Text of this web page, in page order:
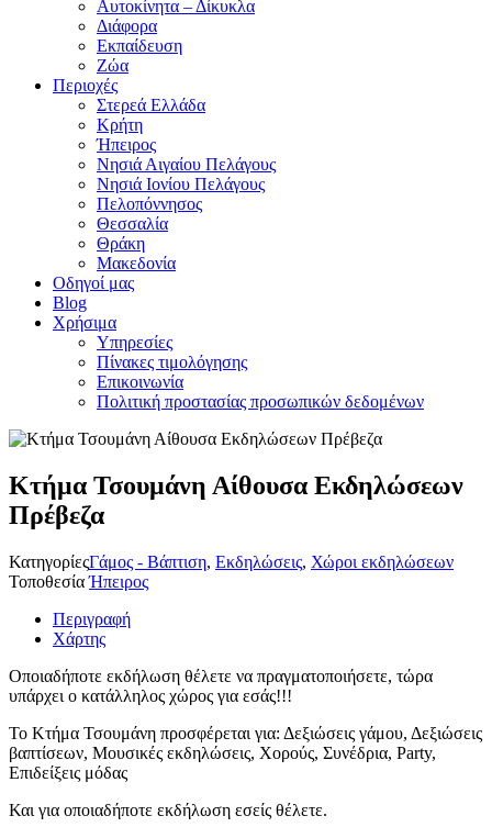
Αυτοκίνητα – Δίκυκλα
Διάφορα
Εκπαίδευση
Ζώα
Περιοχές
Στερεά Ελλάδα
Κρήτη
Ήπειρος
Νησιά Αιγαίου Πελάγους
Νησιά Ιονίου Πελάγους
Πελοπόννησος
Θεσσαλία
Θράκη
Μακεδονία
Οδηγοί μας
Blog
Χρήσιμα
Υπηρεσίες
Πίνακες τιμολόγησης
Επικοινωνία
Πολιτική προστασίας προσωπικών δεδομένων
Κτήμα Τσουμάνη Αίθουσα Εκδηλώσεων
Πρέβεζα
ΚατηγορίεςΓάμος - Βάπτιση, Εκδηλώσεις, Χώροι εκδηλώσεων
ΤοποθεσίαΉπειρος
Περιγραφή
Χάρτης
Οποιαδήποτε εκδήλωση θέλετε να πραγματοποιήσετε, τώρα
υπάρχει ο κατάλληλος χώρος για εσάς!!!
Το Κτήμα Τσουμάνη προσφέρεται για: Δεξιώσεις γάμου, Δεξιώσεις
βαπτίσεων, Μουσικές εκδηλώσεις, Χορούς, Συνέδρια, Party,
Επιδείξεις μόδας
Και για οποιαδήποτε εκδήλωση εσείς θέλετε.